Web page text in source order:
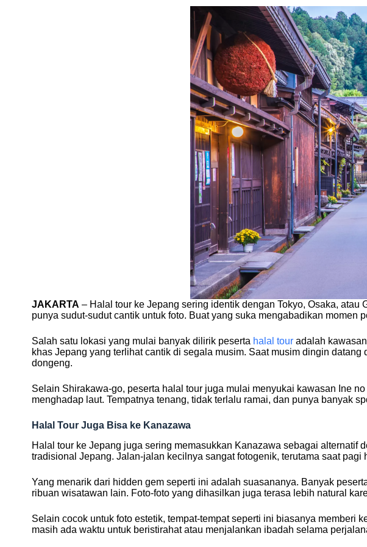
JAKARTA – Halal tour ke Jepang sering identik dengan Tokyo, Osaka,
punya sudut-sudut cantik untuk foto. Buat yang suka mengabadikan
Salah satu lokasi yang mulai banyak dilirik peserta halal tour adalah
khas Jepang yang terlihat cantik di segala musim. Saat musim dingin
dongeng.
Selain Shirakawa-go, peserta halal tour juga mulai menyukai kawasan Ine
menghadap laut. Tempatnya tenang, tidak terlalu ramai, dan punya banyak
Halal Tour Juga Bisa ke Kanazawa
Halal tour ke Jepang juga sering memasukkan Kanazawa sebagai
tradisional Jepang. Jalan-jalan kecilnya sangat fotogenik, terutama saat
Yang menarik dari hidden gem seperti ini adalah suasananya. Banyak
ribuan wisatawan lain. Foto-foto yang dihasilkan juga terasa lebih natural
Selain cocok untuk foto estetik, tempat-tempat seperti ini biasanya memberi
masih ada waktu untuk beristirahat atau menjalankan ibadah selama